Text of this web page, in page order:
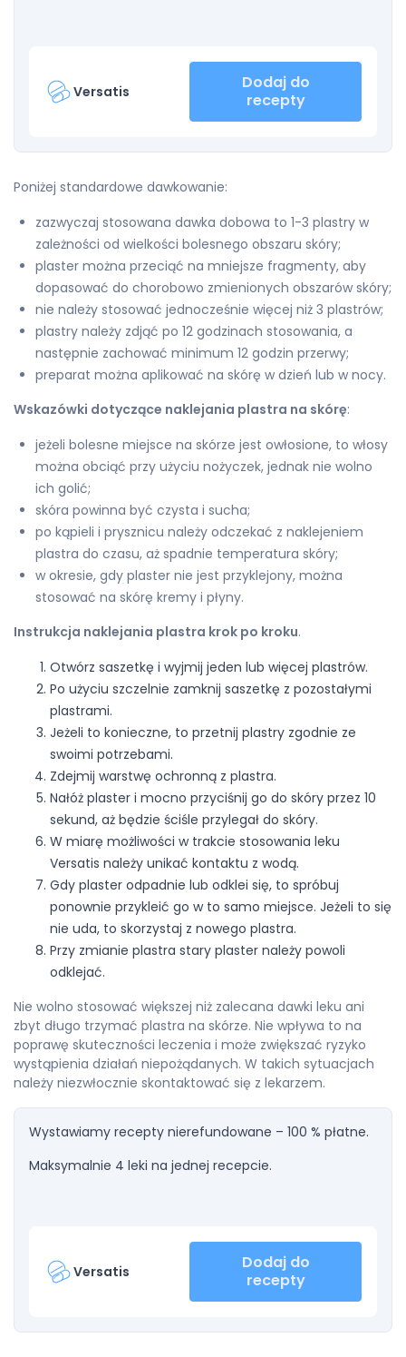
Versatis
Dodaj do
recepty
Poniżej standardowe dawkowanie:
zazwyczaj stosowana dawka dobowa to 1-3 plastry w
zależności od wielkości bolesnego obszaru skóry;
plaster można przeciąć na mniejsze fragmenty, aby
dopasować do chorobowo zmienionych obszarów skóry;
nie należy stosować jednocześnie więcej niż 3 plastrów;
plastry należy zdjąć po 12 godzinach stosowania, a
następnie zachować minimum 12 godzin przerwy;
preparat można aplikować na skórę w dzień lub w nocy.
Wskazówki dotyczące naklejania plastra na skórę:
jeżeli bolesne miejsce na skórze jest owłosione, to włosy
można obciąć przy użyciu nożyczek, jednak nie wolno
ich golić;
skóra powinna być czysta i sucha;
po kąpieli i prysznicu należy odczekać z naklejeniem
plastra do czasu, aż spadnie temperatura skóry;
w okresie, gdy plaster nie jest przyklejony, można
stosować na skórę kremy i płyny.
Instrukcja naklejania plastra krok po kroku.
Otwórz saszetkę i wyjmij jeden lub więcej plastrów.
Po użyciu szczelnie zamknij saszetkę z pozostałymi
plastrami.
Jeżeli to konieczne, to przetnij plastry zgodnie ze
swoimi potrzebami.
Zdejmij warstwę ochronną z plastra.
Nałóż plaster i mocno przyciśnij go do skóry przez 10
sekund, aż będzie ściśle przylegał do skóry.
W miarę możliwości w trakcie stosowania leku
Versatis należy unikać kontaktu z wodą.
Gdy plaster odpadnie lub odklei się, to spróbuj
ponownie przykleić go w to samo miejsce. Jeżeli to się
nie uda, to skorzystaj z nowego plastra.
Przy zmianie plastra stary plaster należy powoli
odklejać.
Nie wolno stosować większej niż zalecana dawki leku ani
zbyt długo trzymać plastra na skórze. Nie wpływa to na
poprawę skuteczności leczenia i może zwiększać ryzyko
wystąpienia działań niepożądanych. W takich sytuacjach
należy niezwłocznie skontaktować się z lekarzem.
Wystawiamy recepty nierefundowane – 100 % płatne.
Maksymalnie 4 leki na jednej recepcie.
Versatis
Dodaj do
recepty